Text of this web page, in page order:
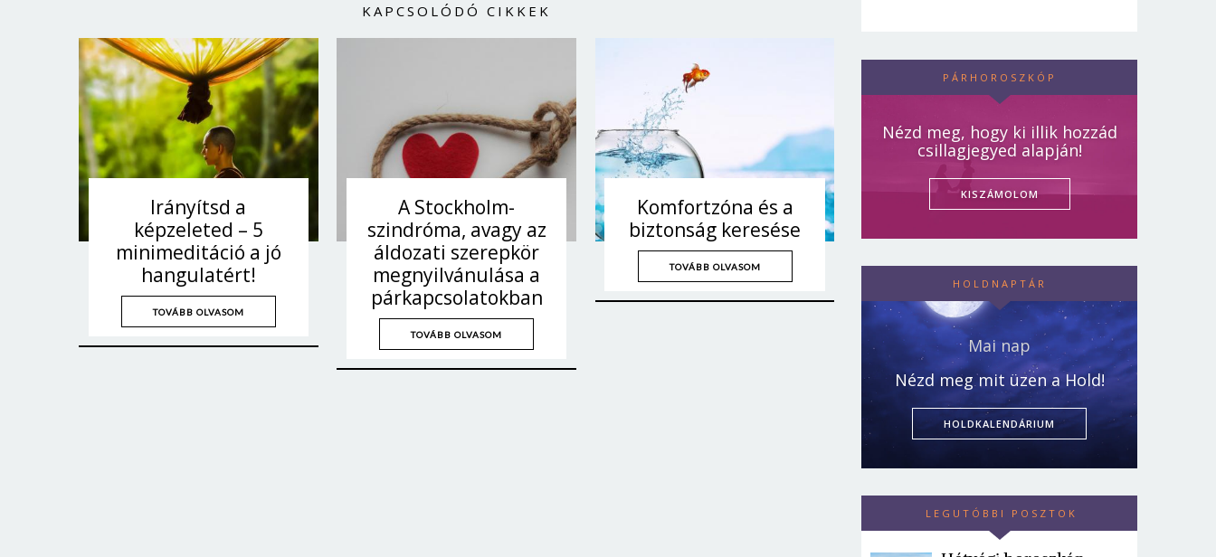
KAPCSOLÓDÓ CIKKEK
Irányítsd a
képzeleted – 5
minimeditáció a jó
hangulatért!
TOVÁBB OLVASOM
A Stockholm-
szindróma, avagy az
áldozati szerepkör
megnyilvánulása a
párkapcsolatokban
TOVÁBB OLVASOM
Komfortzóna és a
biztonság keresése
TOVÁBB OLVASOM
PÁRHOROSZKÓP
Nézd meg, hogy ki illik hozzád
csillagjegyed alapján!
KISZÁMOLOM
HOLDNAPTÁR
Mai nap
Nézd meg mit üzen a Hold!
HOLDKALENDÁRIUM
LEGUTÓBBI POSZTOK